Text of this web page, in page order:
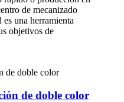
de mecanizado
una herramienta
objetivos de
de doble color